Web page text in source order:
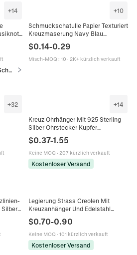
+14
In Schmucksets
+10
Schmuckschatulle Papier Texturiert
Kreuzmaserung Navy Blau
Geschenkbox Für Ring Halskette
Ohrring Aufbewahrung Elegant
$0.14-0.29
Misch-MOQ : 10 · 2K+ kürzlich verkauft
+32 +14
Kreuz Ohrhänger Mit 925 Sterling
Silber Ohrstecker Kupfer
Eingelegtem Zirkon Herz Rose
Gotischer Schmuck Für Damen
$0.37-1.55
Keine MOQ · 207 kürzlich verkauft
Kostenloser Versand
Legierung Strass Creolen Mit
Kreuzanhänger Und Edelstahl
Ohrstecker Glitzernde Große Kreis
Schmuck Für Damen
$0.70-0.90
Keine MOQ · 101 kürzlich verkauft
Kostenloser Versand